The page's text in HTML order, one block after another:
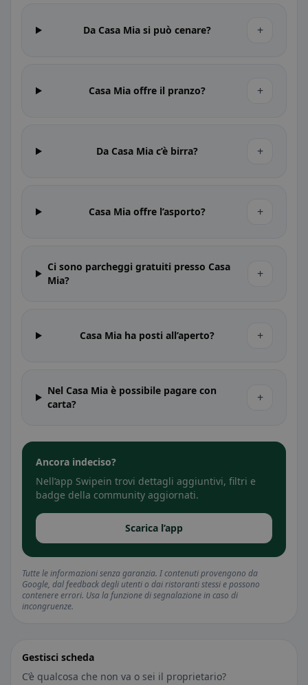
Da Casa Mia si può cenare? +
Casa Mia offre il pranzo? +
Da Casa Mia c’è birra? +
Casa Mia offre l’asporto? +
Ci sono parcheggi gratuiti presso Casa
Mia?
+
Casa Mia ha posti all’aperto? +
Nel Casa Mia è possibile pagare con
carta?
+
Ancora indeciso?
Nell’app Swipein trovi dettagli aggiuntivi, filtri e
badge della community aggiornati.
Scarica l’app
Tutte le informazioni senza garanzia. I contenuti provengono da
Google, dal feedback degli utenti o dai ristoranti stessi e possono
contenere errori. Usa la funzione di segnalazione in caso di
incongruenze.
Gestisci scheda
C’è qualcosa che non va o sei il proprietario?